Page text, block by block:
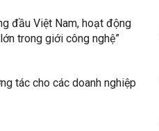
đầu Việt Nam, hoạt động
trong giới công nghệ”
tác cho các doanh nghiệp